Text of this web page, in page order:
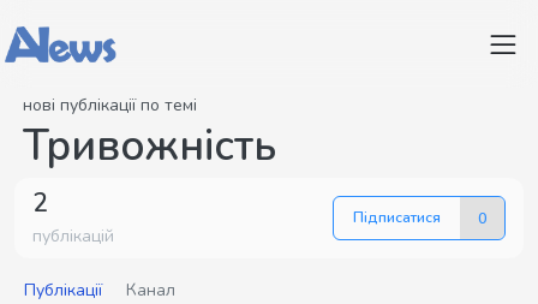
нові публікації по темі
Тривожність
2
публікацій
Підписатися 0
Публікації Канал